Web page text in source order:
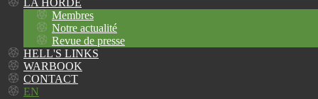
LA HORDE
Membres
Notre actualité
Revue de presse
HELL'S LINKS
WARBOOK
CONTACT
EN